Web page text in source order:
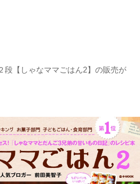
段【しゃなママごはん2】の販売が